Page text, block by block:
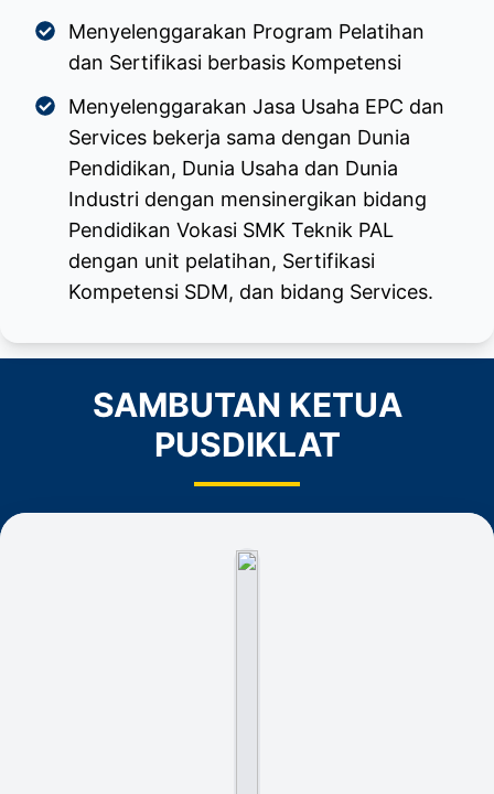
Menyelenggarakan Program Pelatihan
dan Sertifikasi berbasis Kompetensi
Menyelenggarakan Jasa Usaha EPC dan
Services bekerja sama dengan Dunia
Pendidikan, Dunia Usaha dan Dunia
Industri dengan mensinergikan bidang
Pendidikan Vokasi SMK Teknik PAL
dengan unit pelatihan, Sertifikasi
Kompetensi SDM, dan bidang Services.
SAMBUTAN KETUA
PUSDIKLAT